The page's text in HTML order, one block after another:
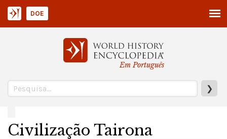
Em Português
❯
DOE
Civilização Tairona